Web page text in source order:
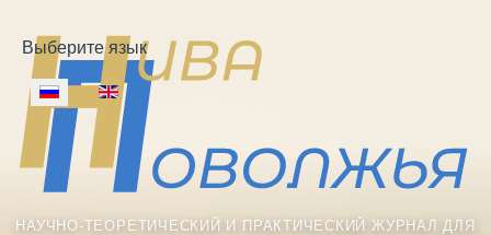
Выберите язык
НАУЧНО-ТЕОРЕТИЧЕСКИЙ И ПРАКТИЧЕСКИЙ ЖУРНАЛ ДЛЯ